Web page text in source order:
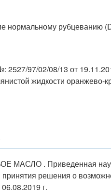
нормальному рубцеванию
2527/97/02/08/13 от
жидкости оранжево-
МАСЛО . Приведенная
решения о
г.